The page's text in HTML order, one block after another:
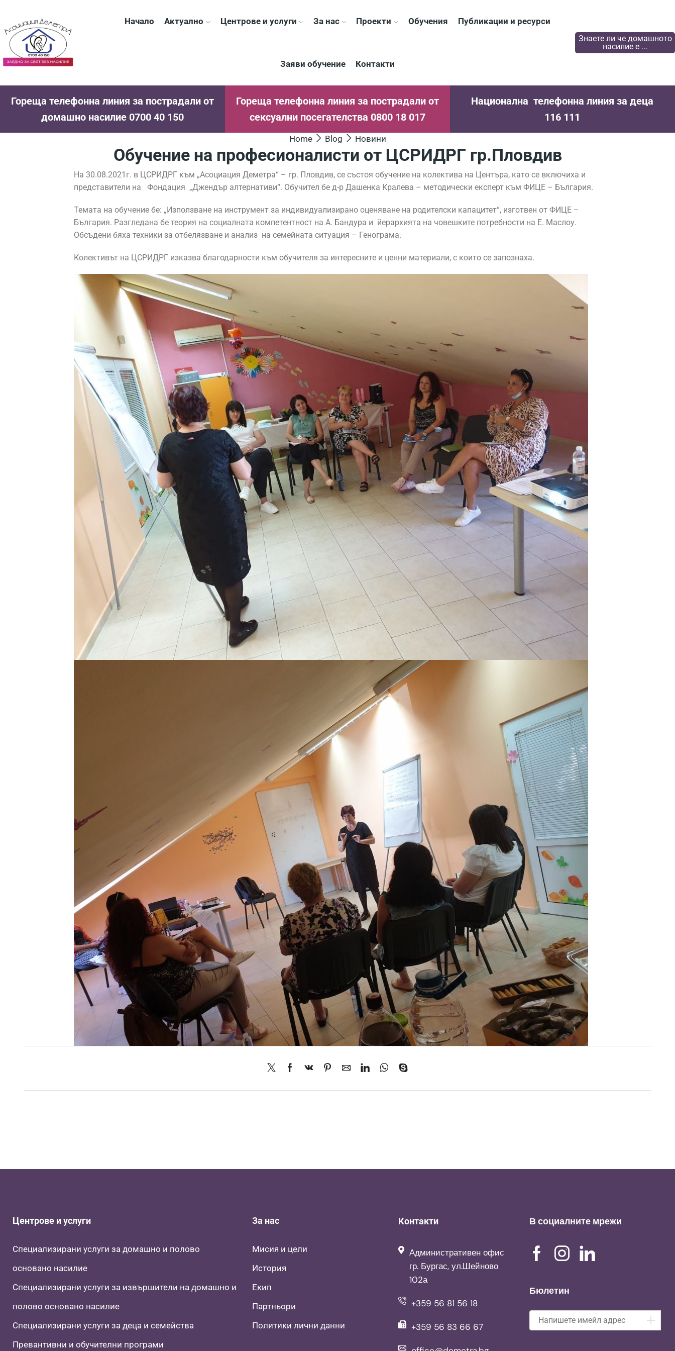
Начало Актуално Центрове и услуги За нас Проекти Обучения Публикации и ресурси
Заяви обучение Контакти
Знаете ли че домашното
насилие е ...
Гореща телефонна линия за пострадали от
домашно насилие 0700 40 150
Гореща телефонна линия за пострадали от
сексуални посегателства 0800 18 017
Национална телефонна линия за деца
116 111
Home Blog Новини
Обучение на професионалисти от ЦСРИДРГ гр.Пловдив
На 30.08.2021г. в ЦСРИДРГ към „Асоциация Деметра“ – гр. Пловдив, се състоя обучение на колектива на Центъра, като се включиха и
представители на Фондация „Джендър алтернативи“. Обучител бе д-р Дашенка Кралева – методически експерт към ФИЦЕ – България.
Темата на обучение бе: „Използване на инструмент за индивидуализирано оценяване на родителски капацитет“, изготвен от ФИЦЕ –
България. Разгледана бе теория на социалната компетентност на А. Бандура и йерархията на човешките потребности на Е. Маслоу.
Обсъдени бяха техники за отбелязване и анализ на семейната ситуация – Генограма.
Колективът на ЦСРИДРГ изказва благодарности към обучителя за интересните и ценни материали, с които се запознаха.
Центрове и услуги
Специализирани услуги за домашно и полово
основано насилие
Специализирани услуги за извършители на домашно и
полово основано насилие
Специализирани услуги за деца и семейства
Превантивни и обучителни програми
За нас
Мисия и цели
История
Екип
Партньори
Политики лични данни
Контакти
Административен офис
гр. Бургас, ул.Шейново
102а
+359 56 81 56 18
+359 56 83 66 67
В социалните мрежи
Бюлетин